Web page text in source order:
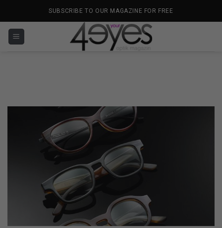
SUBSCRIBE TO OUR MAGAZINE FOR FREE